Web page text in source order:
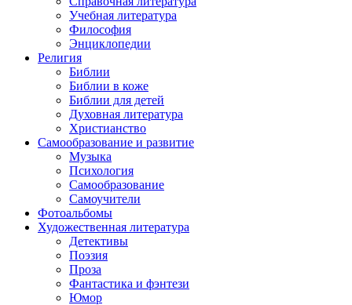
Учебная литература
Философия
Энциклопедии
Религия
Библии
Библии в коже
Библии для детей
Духовная литература
Христианство
Самообразование и развитие
Музыка
Психология
Самообразование
Самоучители
Фотоальбомы
Художественная литература
Детективы
Поэзия
Проза
Фантастика и фэнтези
Юмор